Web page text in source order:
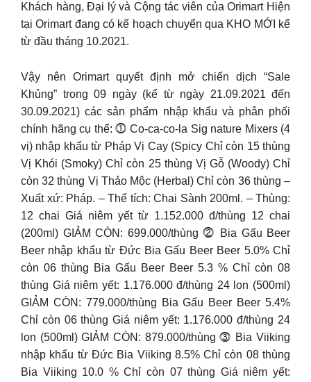
Khách hàng, Đại lý và Cộng tác viên của Orimart Hiện
tại Orimart đang có kế hoạch chuyển qua KHO MỚI kể
từ đầu tháng 10.2021.
Vậy nên Orimart quyết định mở chiến dịch “Sale
Khủng” trong 09 ngày (kể từ ngày 21.09.2021 đến
30.09.2021) các sản phẩm nhập khẩu và phân phối
chính hãng cụ thể: ⓵ Co-ca-co-la Sig nature Mixers (4
vị) nhập khẩu từ Pháp Vị Cay (Spicy Chỉ còn 15 thùng
Vị Khói (Smoky) Chỉ còn 25 thùng Vị Gỗ (Woody) Chỉ
còn 32 thùng Vị Thảo Mộc (Herbal) Chỉ còn 36 thùng –
Xuất xứ: Pháp. – Thể tích: Chai Sành 200ml. – Thùng:
12 chai Giá niêm yết từ 1.152.000 đ/thùng 12 chai
(200ml) GIẢM CÒN: 699.000/thùng ⓶ Bia Gấu Beer
Beer nhập khẩu từ Đức Bia Gấu Beer Beer 5.0% Chỉ
còn 06 thùng Bia Gấu Beer Beer 5.3 % Chỉ còn 08
thùng Giá niêm yết: 1.176.000 đ/thùng 24 lon (500ml)
GIẢM CÒN: 779.000/thùng Bia Gấu Beer Beer 5.4%
Chỉ còn 06 thùng Giá niêm yết: 1.176.000 đ/thùng 24
lon (500ml) GIẢM CÒN: 879.000/thùng ⓷ Bia Viiking
nhập khẩu từ Đức Bia Viiking 8.5% Chỉ còn 08 thùng
Bia Viiking 10.0 % Chỉ còn 07 thùng Giá niêm yết: